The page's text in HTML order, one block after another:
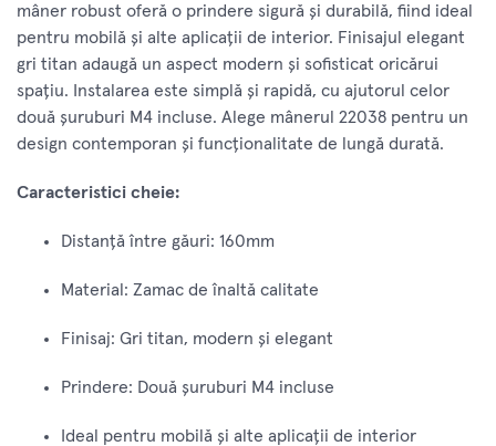
mâner robust oferă o prindere sigură și durabilă, fiind ideal
pentru mobilă și alte aplicații de interior. Finisajul elegant
gri titan adaugă un aspect modern și sofisticat oricărui
spațiu. Instalarea este simplă și rapidă, cu ajutorul celor
două șuruburi M4 incluse. Alege mânerul 22038 pentru un
design contemporan și funcționalitate de lungă durată.
Caracteristici cheie:
Distanță între găuri: 160mm
Material: Zamac de înaltă calitate
Finisaj: Gri titan, modern și elegant
Prindere: Două șuruburi M4 incluse
Ideal pentru mobilă și alte aplicații de interior